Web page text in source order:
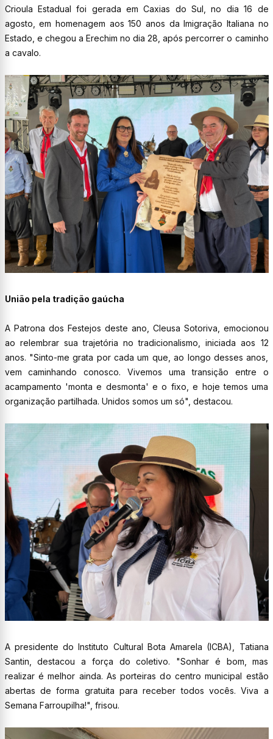
Crioula Estadual foi gerada em Caxias do Sul, no dia 16 de
agosto, em homenagem aos 150 anos da Imigração Italiana no
Estado, e chegou a Erechim no dia 28, após percorrer o caminho
a cavalo.
União pela tradição gaúcha
A Patrona dos Festejos deste ano, Cleusa Sotoriva, emocionou
ao relembrar sua trajetória no tradicionalismo, iniciada aos 12
anos. "Sinto-me grata por cada um que, ao longo desses anos,
vem caminhando conosco. Vivemos uma transição entre o
acampamento 'monta e desmonta' e o fixo, e hoje temos uma
organização partilhada. Unidos somos um só", destacou.
A presidente do Instituto Cultural Bota Amarela (ICBA), Tatiana
Santin, destacou a força do coletivo. "Sonhar é bom, mas
realizar é melhor ainda. As porteiras do centro municipal estão
abertas de forma gratuita para receber todos vocês. Viva a
Semana Farroupilha!", frisou.